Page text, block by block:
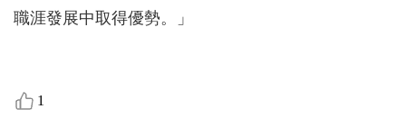
職涯發展中取得優勢。」
1